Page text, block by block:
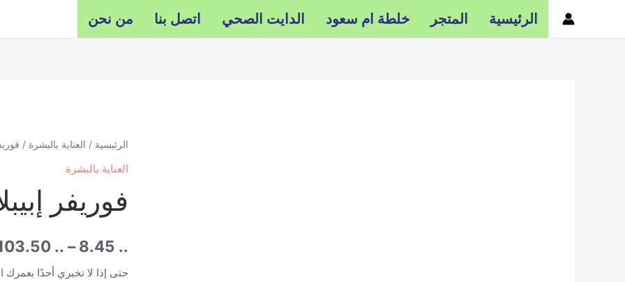
الرئيسية المتجر خلطة ام سعود الدايت الصحي اتصل بنا من نحن
الرئيسية / العناية بالبشرة / فوريفر
العناية بالبشرة
فوريفر
8.45 ..
–
..
حتى إذا لا تخبري أحدًا